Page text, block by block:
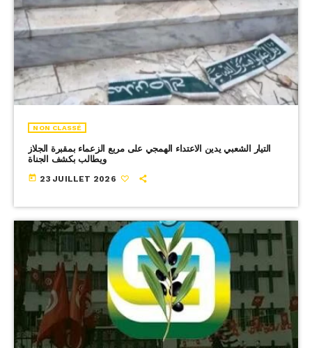
NON CLASSÉ
التيار الشعبي يدين الاعتداء الهمجي على مربع الزعماء بمقبرة الجلاز
ويطالب بكشف الجناة
today 23 JUILLET 2026